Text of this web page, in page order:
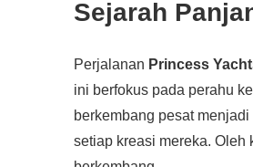
Sejarah
Perjalanan Princess
ini berfokus pada perahu
berkembang pesat
setiap kreasi mereka. Oleh